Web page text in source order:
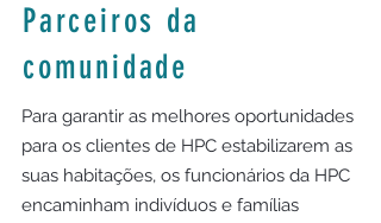
Parceiros da
comunidade
Para garantir as melhores oportunidades
para os clientes de HPC estabilizarem as
suas habitações, os funcionários da HPC
encaminham indivíduos e famílias